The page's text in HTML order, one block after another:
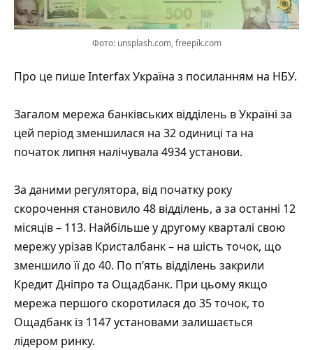
Фото: unsplash.com, freepik.com
Про це пишеInterfax Україна з посиланням на НБУ.
Загалом мережа банківських відділень в Україні за
цей період зменшилася на 32 одиниці та на
початок липня налічувала 4934 установи.
За даними регулятора, від початку року
скорочення становило 48 відділень, а за останні 12
місяців – 113. Найбільше у другому кварталі свою
мережу урізав Кристалбанк – на шість точок, що
зменшило її до 40. По п’ять відділень закрили
Кредит Дніпро та Ощадбанк. При цьому якщо
мережа першого скоротилася до 35 точок, то
Ощадбанк із 1147 установами залишається
лідером ринку.